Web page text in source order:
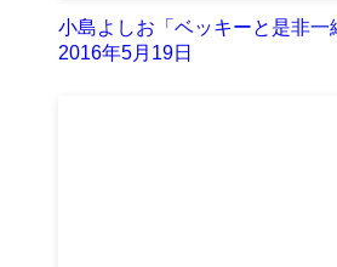
小島よしお「ベッキーと是非一
2016年5月19日